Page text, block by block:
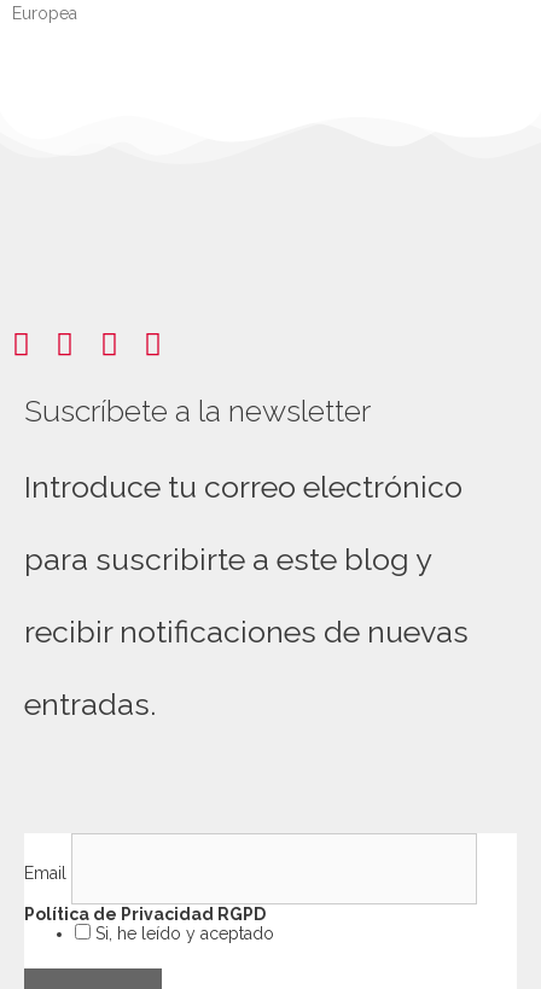
Europea
Suscríbete a la newsletter
Introduce tu correo electrónico
para suscribirte a este blog y
recibir notificaciones de nuevas
entradas.
Email
Política de Privacidad RGPD
Si, he leído y aceptado